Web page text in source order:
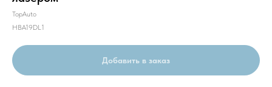
TopAuto
HBA19DL1
Добавить в заказ